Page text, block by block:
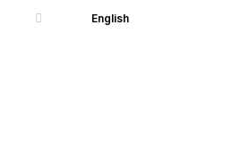
English